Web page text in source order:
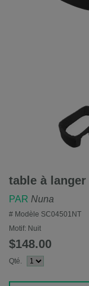
table à
PAR Nuna
# Modèle SC04501NT
Motif: Nuit
$148.00
Qté.